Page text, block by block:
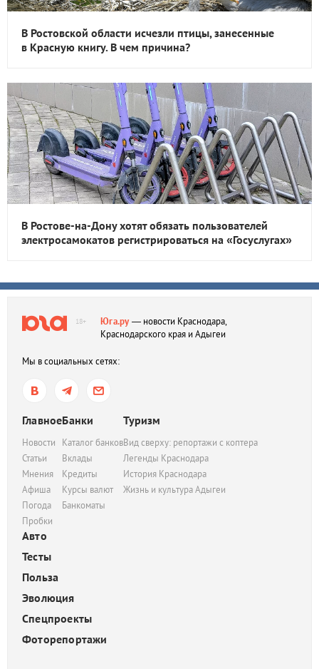
В Ростовской области исчезли птицы, занесенные
в Красную книгу. В чем причина?
В Ростове-на-Дону хотят обязать пользователей
электросамокатов регистрироваться на «Госуслугах»
18+ Юга.ру— новости Краснодара,
Краснодарского края и Адыгеи
Мы в социальных сетях:
Главное
Новости
Статьи
Мнения
Афиша
Погода
Пробки
Банки
Каталог банков
Вклады
Кредиты
Курсы валют
Банкоматы
Туризм
Вид сверху: репортажи с коптера
Легенды Краснодара
История Краснодара
Жизнь и культура Адыгеи
Авто
Тесты
Польза
Эволюция
Спецпроекты
Фоторепортажи